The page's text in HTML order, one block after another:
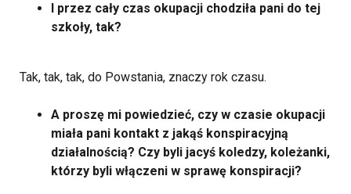
I przez cały czas okupacji chodziła pani do tej
szkoły, tak?
Tak, tak, tak, do Powstania, znaczy rok czasu.
A proszę mi powiedzieć, czy w czasie okupacji
miała pani kontakt z jakąś konspiracyjną
działalnością? Czy byli jacyś koledzy, koleżanki,
którzy byli włączeni w sprawę konspiracji?